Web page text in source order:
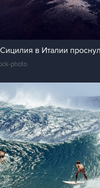
в Италии
photo